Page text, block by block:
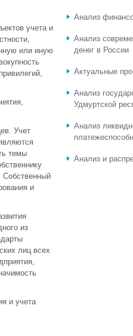
учета и
или иную
Учет
темы
Собственный
и
из
лиц всех
и учета
Анализ
Анализ
денег в России
Актуальные
Анализ
Удмуртской
Анализ
Анализ и